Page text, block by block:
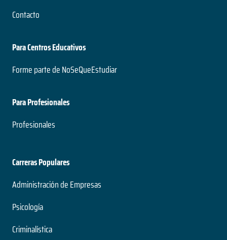
Contacto
Para Centros Educativos
Forme parte de NoSeQueEstudiar
Para Profesionales
Profesionales
Carreras Populares
Administración de Empresas
Psicología
Criminalística